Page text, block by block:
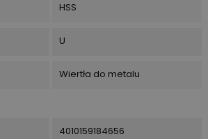
HSS
U
Wiertła do metalu
4010159184656